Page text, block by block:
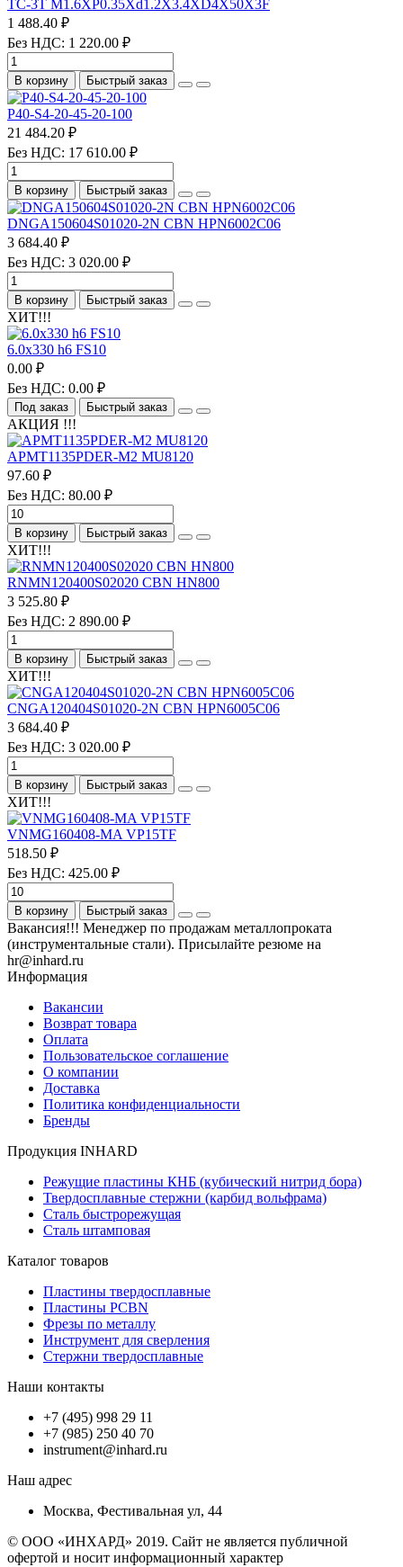
TC-3T M1.6XP0.35Xd1.2X3.4XD4X50X3F
1 488.40 ₽
Без НДС: 1 220.00 ₽
В корзину Быстрый заказ
P40-S4-20-45-20-100
21 484.20 ₽
Без НДС: 17 610.00 ₽
В корзину Быстрый заказ
DNGA150604S01020-2N CBN HPN6002C06
3 684.40 ₽
Без НДС: 3 020.00 ₽
В корзину Быстрый заказ
ХИТ!!!
6.0х330 h6 FS10
0.00 ₽
Без НДС: 0.00 ₽
Под заказ Быстрый заказ
АКЦИЯ !!!
APMT1135PDER-M2 MU8120
97.60 ₽
Без НДС: 80.00 ₽
В корзину Быстрый заказ
ХИТ!!!
RNMN120400S02020 CBN HN800
3 525.80 ₽
Без НДС: 2 890.00 ₽
В корзину Быстрый заказ
ХИТ!!!
CNGA120404S01020-2N CBN HPN6005C06
3 684.40 ₽
Без НДС: 3 020.00 ₽
В корзину Быстрый заказ
ХИТ!!!
VNMG160408-MA VP15TF
518.50 ₽
Без НДС: 425.00 ₽
В корзину Быстрый заказ
Вакансия!!! Менеджер по продажам металлопроката
(инструментальные стали). Присылайте резюме на
hr@inhard.ru
Информация
Вакансии
Возврат товара
Оплата
Пользовательское соглашение
О компании
Доставка
Политика конфиденциальности
Бренды
Продукция INHARD
Режущие пластины КНБ (кубический нитрид бора)
Твердосплавные стержни (карбид вольфрама)
Сталь быстрорежущая
Сталь штамповая
Каталог товаров
Пластины твердосплавные
Пластины PCBN
Фрезы по металлу
Инструмент для сверления
Стержни твердосплавные
Наши контакты
+7 (495) 998 29 11
+7 (985) 250 40 70
instrument@inhard.ru
Наш адрес
Москва, Фестивальная ул, 44
© ООО «ИНХАРД» 2019. Сайт не является публичной
офертой и носит информационный характер